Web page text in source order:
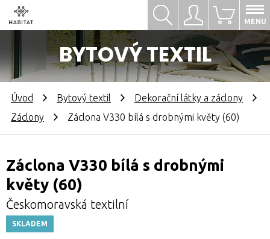
Přihlásit se
BYTOVÝ TEXTIL
0
MENU
Hledat
Úvod Bytový textil
Dekorační látky a záclony
Záclony
Záclona V330 bílá s drobnými květy (60)
Záclona V330 bílá s drobnými
květy (60)
Českomoravská textilní
SKLADEM